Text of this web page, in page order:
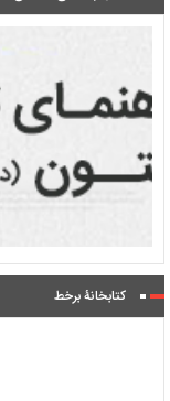
کتابخانۀ برخط